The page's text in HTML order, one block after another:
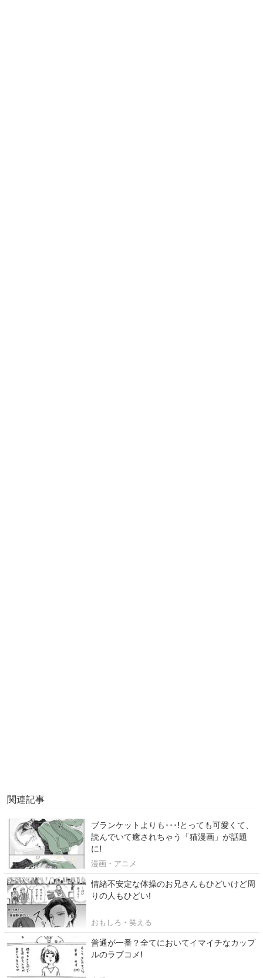
関連記事
ブランケットよりも･･･!とっても可愛くて、
読んでいて癒されちゃう「猫漫画」が話題
に!
漫画・アニメ
情緒不安定な体操のお兄さんもひどいけど周
りの人もひどい!
おもしろ・笑える
普通が一番？全てにおいてイマイチなカップ
ルのラブコメ!